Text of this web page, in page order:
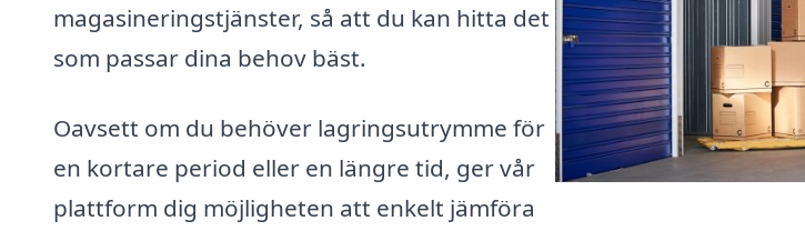
magasineringstjänster, så att du kan hitta det
som passar dina behov bäst.
Oavsett om du behöver lagringsutrymme för
en kortare period eller en längre tid, ger vår
plattform dig möjligheten att enkelt jämföra